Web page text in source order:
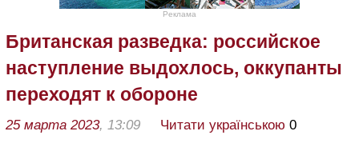
Реклама
Британская разведка: российское
наступление выдохлось, оккупанты
переходят к обороне
25 марта 2023, 13:09 Читати українською 0